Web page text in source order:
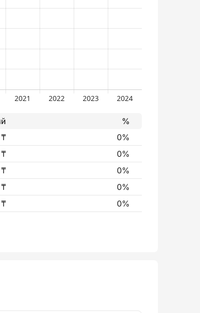
%
0%
0%
0%
0%
0%